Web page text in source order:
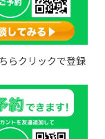
らクリックで登録